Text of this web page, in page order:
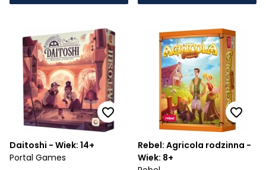
Daitoshi - Wiek: 14+
Portal Games
Rebel: Agricola rodzinna -
Wiek: 8+